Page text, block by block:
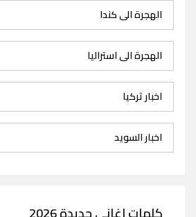
الهجرة الى كندا
الهجرة الى استراليا
اخبار تركيا
اخبار السويد